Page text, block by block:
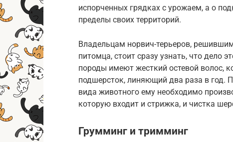
испорченных грядках с урожаем, а о
пределы своих территорий.
Владельцам норвич-терьеров,
питомца, стоит сразу узнать, что дело
породы имеют жесткий остевой волос,
подшерсток, линяющий два раза в год.
вида животного ему необходимо
которую входит и стрижка, и чистка
Грумминг и тримминг